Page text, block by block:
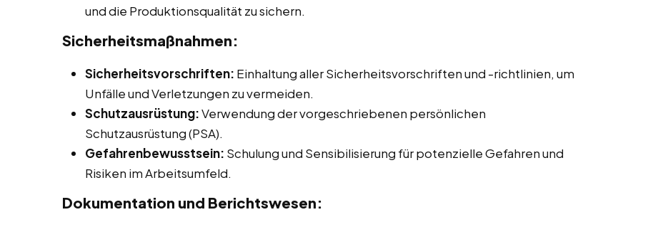
und die Produktionsqualität zu sichern.
Sicherheitsmaßnahmen:
Sicherheitsvorschriften: Einhaltung aller Sicherheitsvorschriften und -richtlinien, um
Unfälle und Verletzungen zu vermeiden.
Schutzausrüstung:Verwendung der vorgeschriebenen persönlichen
Schutzausrüstung (PSA).
Gefahrenbewusstsein: Schulung und Sensibilisierung für potenzielle Gefahren und
Risiken im Arbeitsumfeld.
Dokumentation und Berichtswesen: